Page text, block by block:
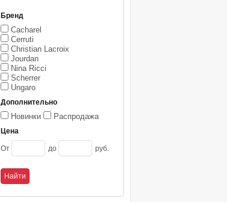
Бренд
Cacharel
Cerruti
Christian Lacroix
Jourdan
Nina Ricci
Scherrer
Ungaro
Дополнительно
Новинки Распродажа
Цена
От до руб.